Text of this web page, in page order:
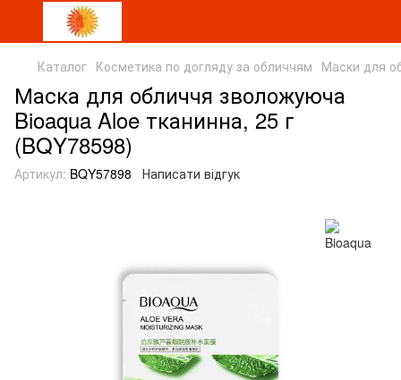
Каталог Косметика по догляду за обличчям Маски для
Маска для обличчя зволожуюча
Bioaqua Aloe тканинна, 25 г
(BQY78598)
Артикул: BQY57898 Написати відгук